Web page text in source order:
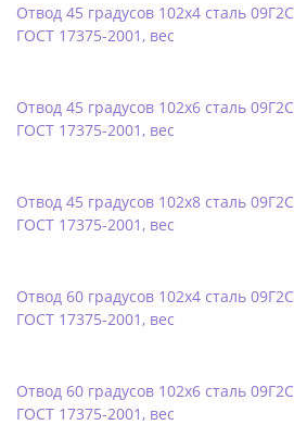
Отвод 45 градусов 102х4 сталь 09Г2С
ГОСТ 17375-2001, вес
Отвод 45 градусов 102х6 сталь 09Г2С
ГОСТ 17375-2001, вес
Отвод 45 градусов 102х8 сталь 09Г2С
ГОСТ 17375-2001, вес
Отвод 60 градусов 102х4 сталь 09Г2С
ГОСТ 17375-2001, вес
Отвод 60 градусов 102х6 сталь 09Г2С
ГОСТ 17375-2001, вес